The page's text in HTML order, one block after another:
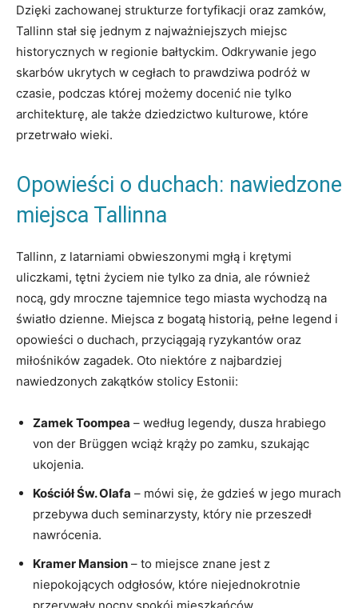
Dzięki ‌zachowanej strukturze fortyfikacji oraz zamków,
‌Tallinn⁢ stał się jednym‍ z najważniejszych miejsc
historycznych w regionie bałtyckim.‌ Odkrywanie ​jego
⁢skarbów ukrytych w cegłach to⁣ prawdziwa podróż w
czasie, podczas której możemy docenić nie​ tylko
architekturę, ale także‍ dziedzictwo kulturowe, które
przetrwało ⁤wieki.
Opowieści⁣ o ⁢duchach: nawiedzone⁢
miejsca Tallinna
Tallinn, z latarniami‌ obwieszonymi mgłą i krętymi
uliczkami, tętni życiem⁣ nie tylko za dnia,​ ale również
nocą, gdy mroczne tajemnice tego miasta wychodzą na
światło‍ dzienne. Miejsca ​z bogatą historią, pełne legend i
opowieści o duchach, przyciągają ryzykantów oraz
miłośników zagadek. Oto niektóre z najbardziej
nawiedzonych zakątków stolicy Estonii:
Zamek Toompea – według legendy, dusza ‍hrabiego
von der ‍Brüggen wciąż krąży po zamku, ⁤szukając
ukojenia.
Kościół Św. Olafa – mówi się, że gdzieś w jego murach
przebywa duch⁤ seminarzysty, który⁣ nie przeszedł⁣
nawrócenia.
Kramer ​Mansion – to miejsce znane jest z
niepokojących odgłosów, które niejednokrotnie
⁤przerywały nocny spokój mieszkańców.